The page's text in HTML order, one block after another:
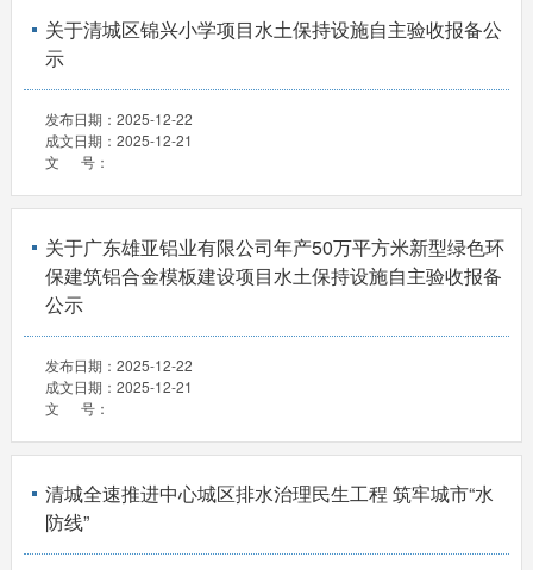
关于清城区锦兴小学项目水土保持设施自主验收报备公
示
发布日期： 2025-12-22
成文日期： 2025-12-21
文 号：
关于广东雄亚铝业有限公司年产50万平方米新型绿色环
保建筑铝合金模板建设项目水土保持设施自主验收报备
公示
发布日期： 2025-12-22
成文日期： 2025-12-21
文 号：
清城全速推进中心城区排水治理民生工程 筑牢城市“水
防线”